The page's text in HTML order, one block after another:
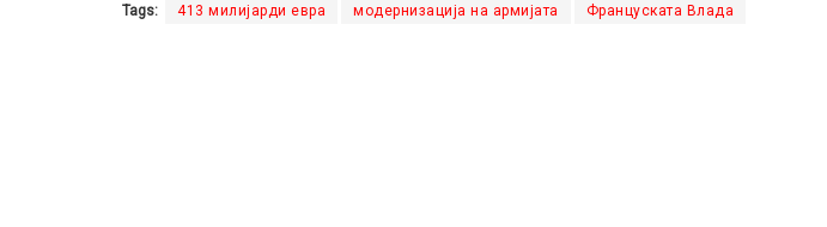
Tags: 413 милијарди евра модернизација на армијата Француската Влада